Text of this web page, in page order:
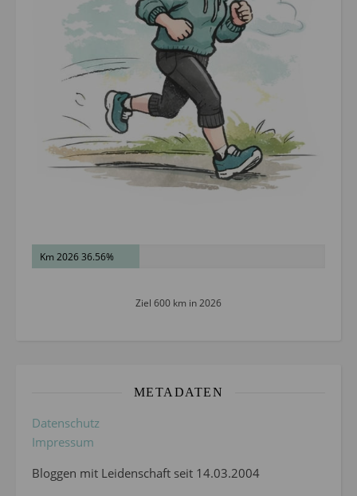
Km 2026 36.56%
Ziel 600 km in 2026
METADATEN
Datenschutz
Impressum
Bloggen mit Leidenschaft seit 14.03.2004